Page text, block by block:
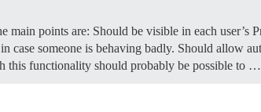
points are: Should be visible in each user’s
case someone is behaving badly. Should allow
this functionality should probably be possible to …